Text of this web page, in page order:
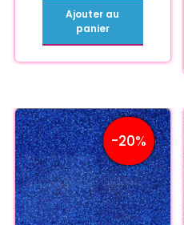
Ajouter au
panier
-20%